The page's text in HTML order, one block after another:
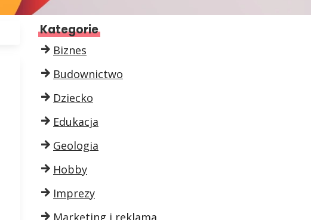
Kategorie
Biznes
Budownictwo
Dziecko
Edukacja
Geologia
Hobby
Imprezy
Marketing i reklama